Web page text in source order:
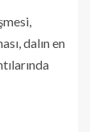
dalın en